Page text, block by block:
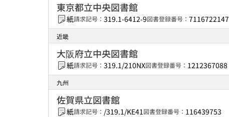
東京都立中央図書館
紙請求記号： 319.1-6412-9図書登録番号： 7116722147
近畿
大阪府立中央図書館
紙請求記号： 319.1/210NX図書登録番号： 1212367088
九州
佐賀県立図書館
紙請求記号： /319.1/KE41図書登録番号： 116439753